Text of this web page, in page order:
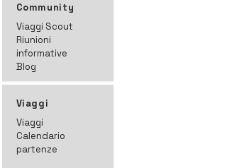
Community
Viaggi Scout
Riunioni
informative
Blog
Viaggi
Viaggi
Calendario
partenze